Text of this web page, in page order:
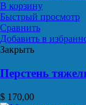
В корзину
Быстрый просмотр
Сравнить
Добавить в
Закрыть
Перстень
$ 170,00